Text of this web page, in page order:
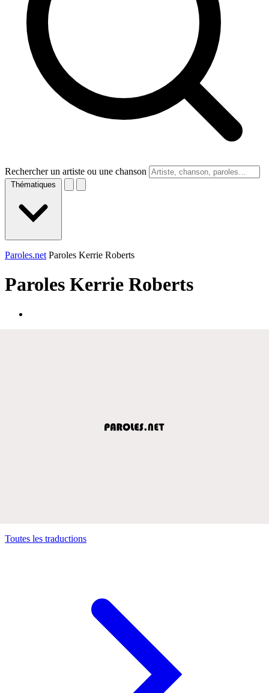
Rechercher un artiste ou une chanson
Thématiques
Paroles.net Paroles Kerrie Roberts
Paroles Kerrie Roberts
Toutes les traductions